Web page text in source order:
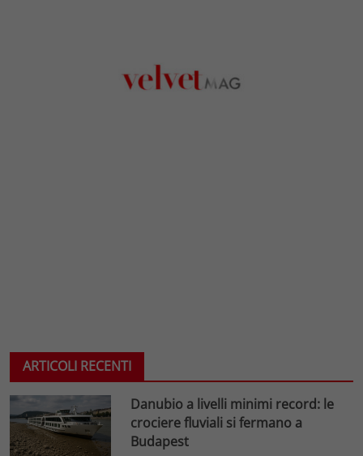
ARTICOLI RECENTI
Danubio a livelli minimi record: le
crociere fluviali si fermano a
Budapest